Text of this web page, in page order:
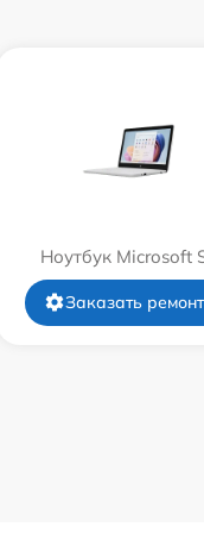
Ноутбук Microsoft
Заказать ремонт